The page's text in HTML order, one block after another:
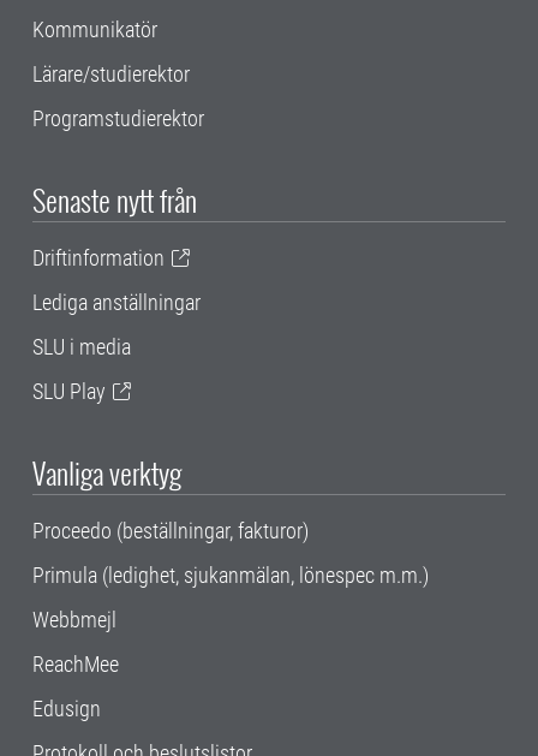
Kommunikatör
Lärare/studierektor
Programstudierektor
Senaste nytt från
Driftinformation
Lediga anställningar
SLU i media
SLU Play
Vanliga verktyg
Proceedo (beställningar, fakturor)
Primula (ledighet, sjukanmälan, lönespec m.m.)
Webbmejl
ReachMee
Edusign